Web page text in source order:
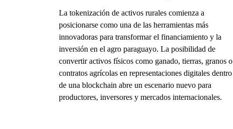
La tokenización de activos rurales comienza a
posicionarse como una de las herramientas más
innovadoras para transformar el financiamiento y la
inversión en el agro paraguayo. La posibilidad de
convertir activos físicos como ganado, tierras, granos o
contratos agrícolas en representaciones digitales dentro
de una blockchain abre un escenario nuevo para
productores, inversores y mercados internacionales.